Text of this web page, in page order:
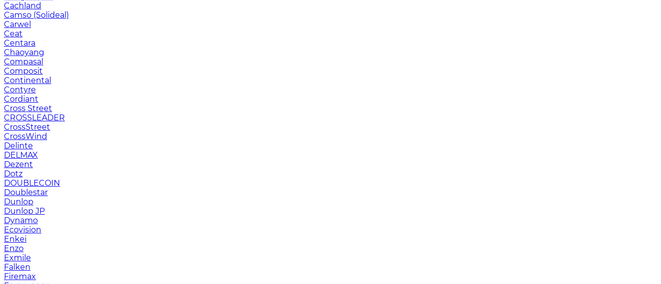
Cachland
Camso (Solideal)
Carwel
Ceat
Centara
Chaoyang
Compasal
Composit
Continental
Contyre
Cordiant
Cross Street
CROSSLEADER
CrossStreet
CrossWind
Delinte
DELMAX
Dezent
Dotz
DOUBLECOIN
Doublestar
Dunlop
Dunlop JP
Dynamo
Ecovision
Enkei
Enzo
Exmile
Falken
Firemax